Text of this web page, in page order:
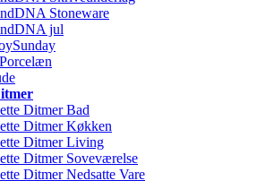
Stoneware
jul
Ditmer Bad
Ditmer Køkken
Ditmer Living
Ditmer Soveværelse
Ditmer Nedsatte Vare